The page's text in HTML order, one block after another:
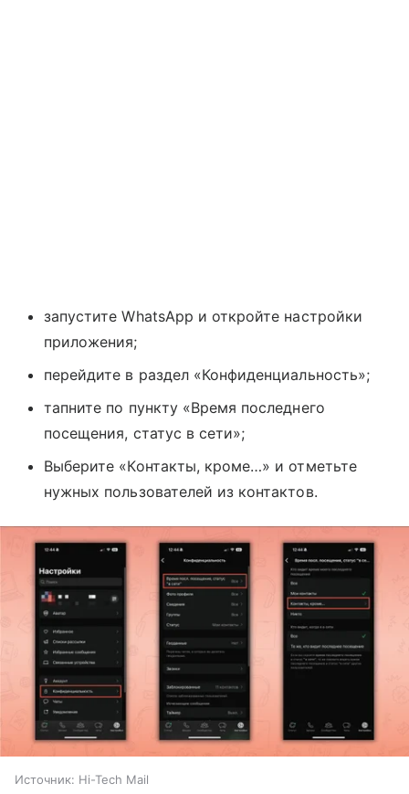
запустите WhatsApp и откройте настройки
приложения;
перейдите в раздел «Конфиденциальность»;
тапните по пункту «Время последнего
посещения, статус в сети»;
Выберите «Контакты, кроме…» и отметьте
нужных пользователей из контактов.
Источник: Hi-Tech Mail